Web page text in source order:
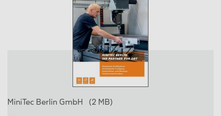
MiniTec Berlin GmbH (2 MB)